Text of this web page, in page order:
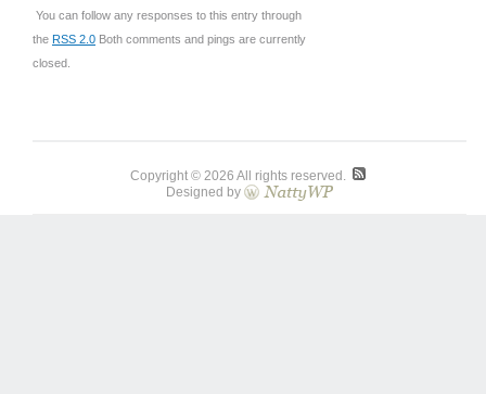
You can follow any responses to this entry through
the RSS 2.0 Both comments and pings are currently
closed.
Copyright © 2026 All rights reserved.
Designed by